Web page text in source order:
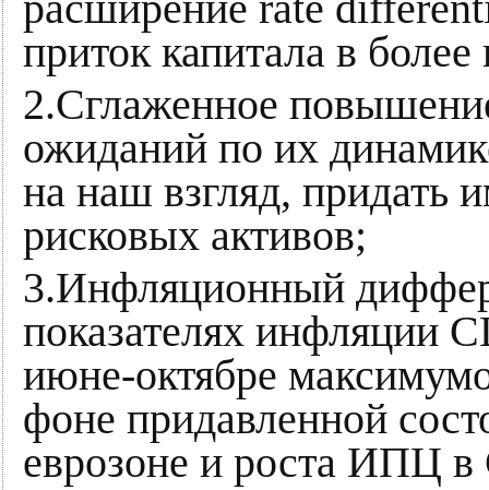
приток капитала в
2.Сглаженное
ожиданий по их
на наш взгляд, придать
рисковых активов;
3.Инфляционный
показателях инфляции
июне-октябре
фоне придавленной
еврозоне и роста ИПЦ